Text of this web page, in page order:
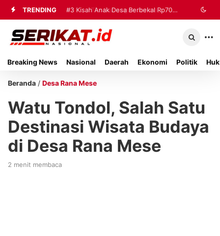
TRENDING #2 Tim Gabungan Terima
Sembilan Korban Evakuasi KM Mutiara
#3 Kisah Anak Desa Berbekal Rp70
Ribu Jadi Referensi Akademik
Breaking News Nasional Daerah Ekonomi Politik
Beranda / Desa Rana Mese
Watu Tondol, Salah Satu
Destinasi Wisata Budaya
di Desa Rana Mese
2 menit membaca